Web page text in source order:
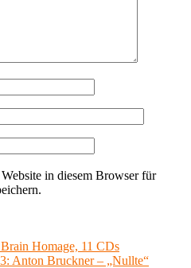
in diesem Browser für
Homage, 11 CDs
Anton Bruckner – „Nullte“